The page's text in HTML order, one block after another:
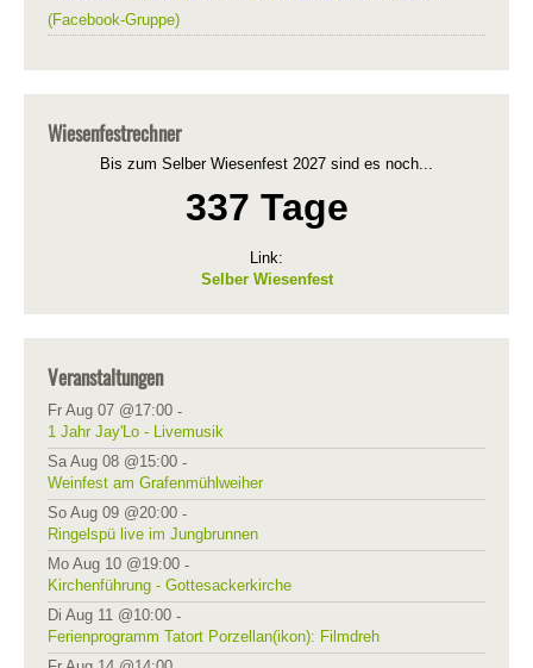
(Facebook-Gruppe)
Wiesenfestrechner
Bis zum Selber Wiesenfest 2027 sind es noch...
337 Tage
Link:
Selber Wiesenfest
Veranstaltungen
Fr Aug 07 @17:00 -
1 Jahr Jay'Lo - Livemusik
Sa Aug 08 @15:00 -
Weinfest am Grafenmühlweiher
So Aug 09 @20:00 -
Ringelspü live im Jungbrunnen
Mo Aug 10 @19:00 -
Kirchenführung - Gottesackerkirche
Di Aug 11 @10:00 -
Ferienprogramm Tatort Porzellan(ikon): Filmdreh